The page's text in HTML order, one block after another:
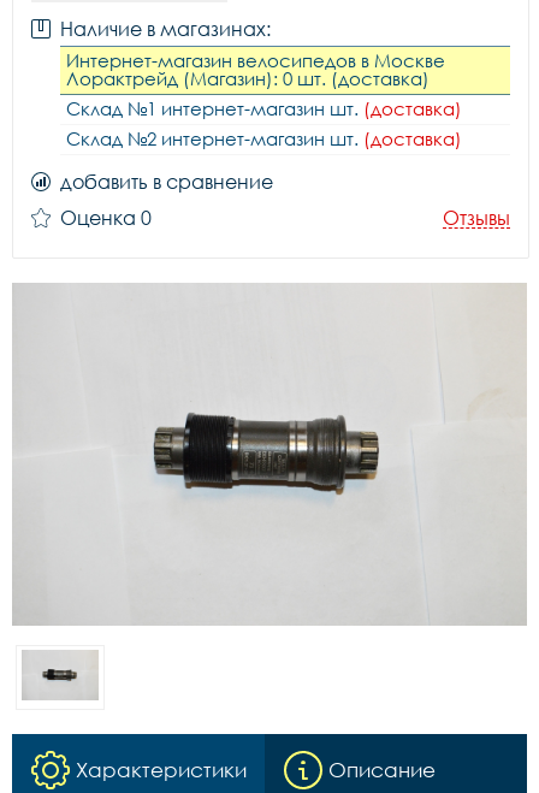
Наличие в магазинах:
Интернет-магазин велосипедов в Москве
Лорактрейд (Магазин): 0 шт. (доставка)
Склад №1 интернет-магазин шт. (доставка)
Склад №2 интернет-магазин шт. (доставка)
добавить в сравнение
Оценка 0
Отзывы
Характеристики Описание